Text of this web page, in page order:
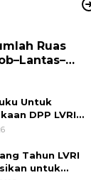
Ruas
Cepat, Polri
Untuk
DPP LVRI
Tahun LVRI
untuk